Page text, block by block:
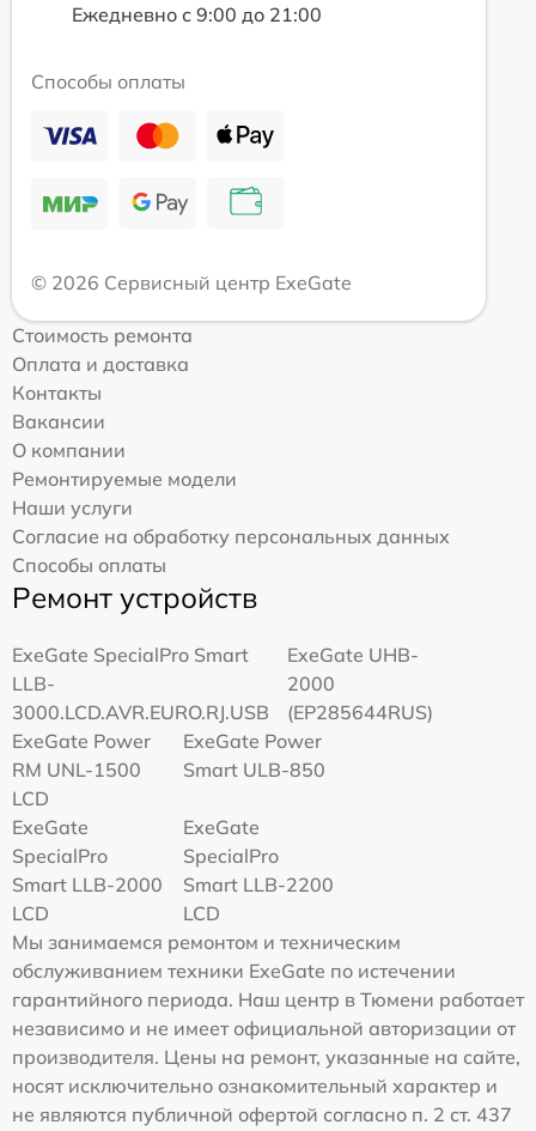
Ежедневно с 9:00 до 21:00
Способы оплаты
© 2026 Сервисный центр ExeGate
Стоимость ремонта
Оплата и доставка
Контакты
Вакансии
О компании
Ремонтируемые модели
Наши услуги
Согласие на обработку персональных данных
Способы оплаты
Ремонт устройств
ExeGate SpecialPro Smart
LLB-
3000.LCD.AVR.EURO.RJ.USB
ExeGate UHB-
2000
(EP285644RUS)
ExeGate Power
RM UNL-1500
LCD
ExeGate Power
Smart ULB-850
ExeGate
SpecialPro
Smart LLB-2000
LCD
ExeGate
SpecialPro
Smart LLB-2200
LCD
Мы занимаемся ремонтом и техническим
обслуживанием техники ExeGate по истечении
гарантийного периода. Наш центр в Тюмени работает
независимо и не имеет официальной авторизации от
производителя. Цены на ремонт, указанные на сайте,
носят исключительно ознакомительный характер и
не являются публичной офертой согласно п. 2 ст. 437